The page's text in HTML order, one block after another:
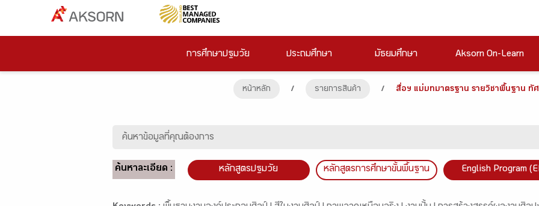
การศึกษาปฐมวัย ประถมศึกษา มัธยมศึกษา Aksorn On-Learn
หน้าหลัก / รายการสินค้า / สื่อฯ แม่บทมาตรฐาน รายวิชาพื้นฐาน ทั
ค้นหาละเอียด : หลักสูตรปฐมวัย หลักสูตรการศึกษาขั้นพื้นฐาน English Program